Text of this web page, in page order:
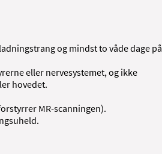
og mindst to våde dage på
eller nervesystemet, og ikke
hovedet.
MR-scanningen).